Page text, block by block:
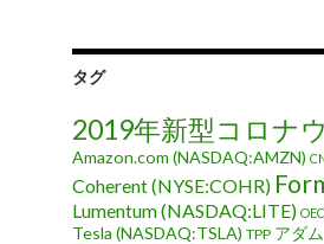
タグ
2019年新型コロナ
Amazon.com (NASDAQ:AMZN)
Coherent (NYSE:COHR)
Lumentum (NASDAQ:LITE)
Tesla (NASDAQ:TSLA) TPP アダ